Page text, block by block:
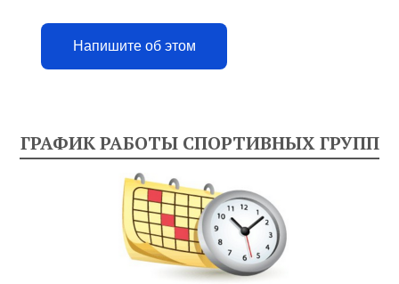
Напишите об этом
ГРАФИК РАБОТЫ СПОРТИВНЫХ ГРУПП